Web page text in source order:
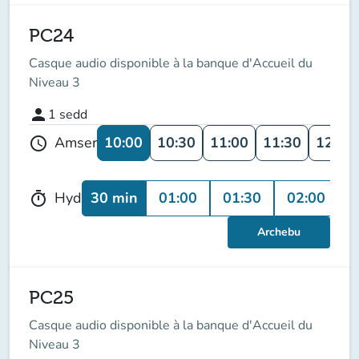
PC24
Casque audio disponible à la banque d'Accueil du
Niveau 3
person 1 sedd
schedule Amser 10:00 10:30 11:00 11:30 12:00
timer Hyd 30 min 01:00 01:30 02:00
Archebu
PC25
Casque audio disponible à la banque d'Accueil du
Niveau 3